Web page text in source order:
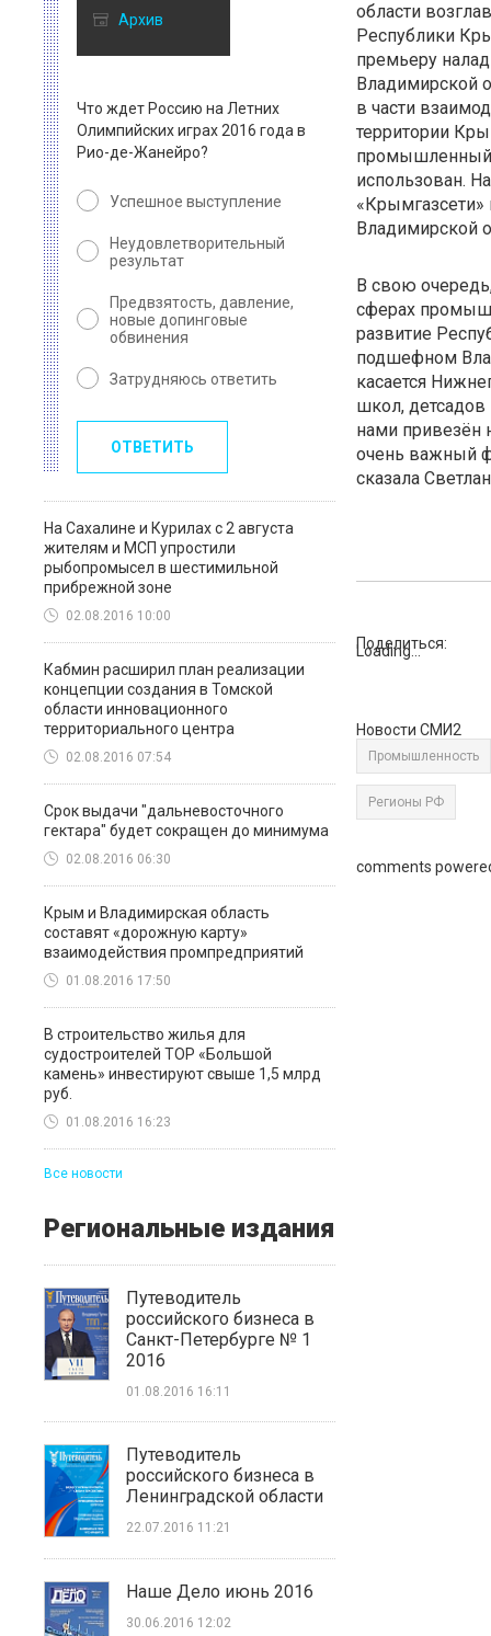
Архив
Что ждет Россию на Летних
Олимпийских играх 2016 года в
Рио-де-Жанейро?
Успешное выступление
Неудовлетворительный
результат
Предвзятость, давление,
новые допинговые
обвинения
Затрудняюсь ответить
ОТВЕТИТЬ
На Сахалине и Курилах с 2 августа
жителям и МСП упростили
рыбопромысел в шестимильной
прибрежной зоне
02.08.2016 10:00
Кабмин расширил план реализации
концепции создания в Томской
области инновационного
территориального центра
02.08.2016 07:54
Срок выдачи "дальневосточного
гектара" будет сокращен до минимума
02.08.2016 06:30
Крым и Владимирская область
составят «дорожную карту»
взаимодействия промпредприятий
01.08.2016 17:50
В строительство жилья для
судостроителей ТОР «Большой
камень» инвестируют свыше 1,5 млрд
руб.
01.08.2016 16:23
Все новости
Региональные издания
Путеводитель
российского бизнеса в
Санкт-Петербурге № 1
2016
01.08.2016 16:11
Путеводитель
российского бизнеса в
Ленинградской области
22.07.2016 11:21
Наше Дело июнь 2016
30.06.2016 12:02
области
Республики
премьеру
Владимирской
в части
территории
промышленный
использован.
«Крымгазсети»
Владимирской
В свою
сферах
развитие
подшефном
касается
школ, детсадов
нами привезён
очень важный
сказала
Поделиться:
Loading...
Новости СМИ2
Промышленность
Регионы РФ
comments